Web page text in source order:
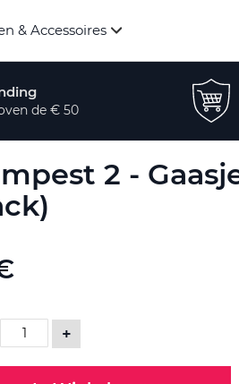
& Accessoires
de € 50
2 -
+